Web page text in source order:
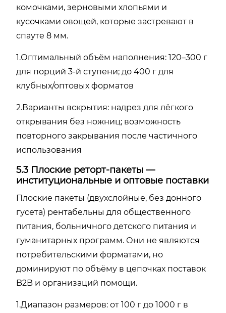
комочками, зерновыми хлопьями и
кусочками овощей, которые застревают в
спауте 8 мм.
1.Оптимальный объём наполнения: 120–300 г
для порций 3-й ступени; до 400 г для
клубных/оптовых форматов
2.Варианты вскрытия: надрез для лёгкого
открывания без ножниц; возможность
повторного закрывания после частичного
использования
5.3 Плоские реторт-пакеты —
институциональные и оптовые поставки
Плоские пакеты (двухслойные, без донного
гусета) рентабельны для общественного
питания, больничного детского питания и
гуманитарных программ. Они не являются
потребительскими форматами, но
доминируют по объёму в цепочках поставок
B2B и организаций помощи.
1.Диапазон размеров: от 100 г до 1000 г в